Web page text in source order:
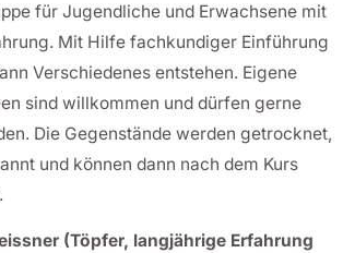
für Jugendliche und Erwachsene mit
Mit Hilfe fachkundiger Einführung
Verschiedenes entstehen. Eigene
sind willkommen und dürfen gerne
Die Gegenstände werden getrocknet,
und können dann nach dem Kurs
(Töpfer, langjährige Erfahrung